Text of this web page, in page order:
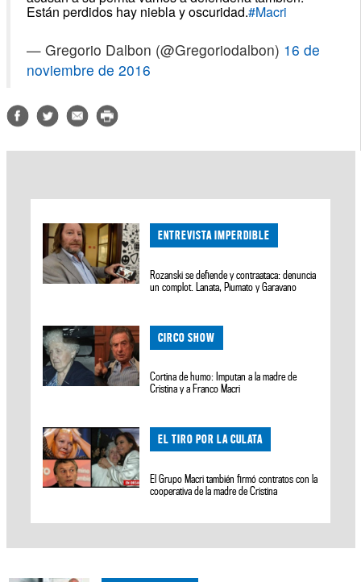
Están perdidos hay niebla y oscuridad.#Macri
— Gregorio Dalbon (@Gregoriodalbon) 16 de
noviembre de 2016
ENTREVISTA IMPERDIBLE
Rozanski se defiende y contraataca: denuncia
un complot. Lanata, Piumato y Garavano
CIRCO SHOW
Cortina de humo: Imputan a la madre de
Cristina y a Franco Macri
EL TIRO POR LA CULATA
El Grupo Macri también firmó contratos con la
cooperativa de la madre de Cristina